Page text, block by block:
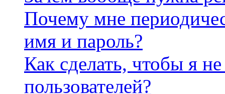
Почему мне
имя и пароль?
Как сделать, чтобы я
пользователей?